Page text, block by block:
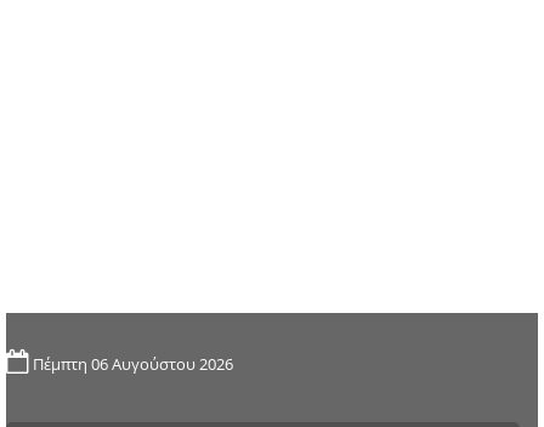
Πέμπτη 06 Αυγούστου 2026